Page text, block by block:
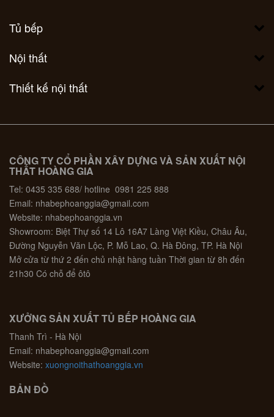
Tủ bếp
Nội thất
Thiết kế nội thất
CÔNG TY CỔ PHẦN XÂY DỰNG VÀ SẢN XUẤT NỘI
THẤT HOÀNG GIA
Tel: 0435 335 688/ hotline 0981 225 888
Email: nhabephoanggia@gmail.com
Website: nhabephoanggia.vn
Showroom: Biệt Thự số 14 Lô 16A7 Làng Việt Kiều, Châu Âu,
Đường Nguyễn Văn Lộc, P. Mỗ Lao, Q. Hà Đông, TP. Hà Nội
Mở cửa từ thứ 2 đến chủ nhật hàng tuần Thời gian từ 8h đến
21h30 Có chỗ để ôtô
XƯỞNG SẢN XUẤT TỦ BẾP HOÀNG GIA
Thanh Trì - Hà Nội
Email: nhabephoanggia@gmail.com
Website: xuongnoithathoanggia.vn
BẢN ĐỒ